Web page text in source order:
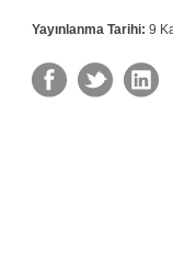
Yayınlanma Tarihi: 9